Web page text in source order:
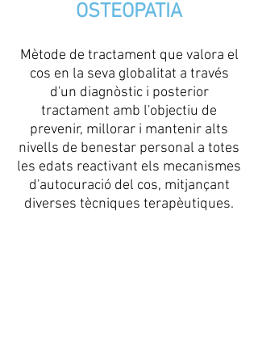
OSTEOPATIA
Mètode de tractament que valora el
cos en la seva globalitat a través
d'un diagnòstic i posterior
tractament amb l'objectiu de
prevenir, millorar i mantenir alts
nivells de benestar personal a totes
les edats reactivant els mecanismes
d'autocuració del cos, mitjançant
diverses tècniques terapèutiques.